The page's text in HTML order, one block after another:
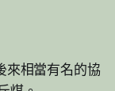
來相當有名的協